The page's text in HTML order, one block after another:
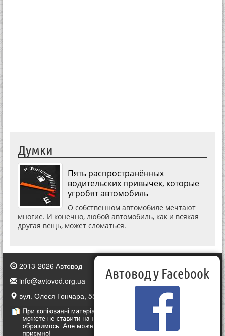
Думки
Пять распространённых
водительских привычек, которые
угробят автомобиль
О собственном автомобиле мечтают
многие. И конечно, любой автомобиль, как и всякая
другая вещь, может сломаться.
2013-2026 Автовод
info@avtovod.org.ua
вул. Олеся Гончара, 55, Київ, Україна
Автовод у Facebook